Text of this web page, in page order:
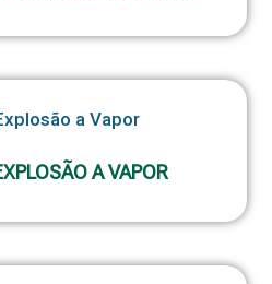
A VAPOR